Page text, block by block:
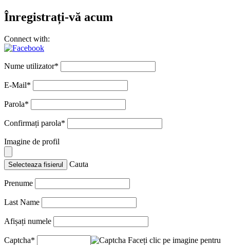
Înregistrați-vă acum
Connect with:
Nume utilizator*
E-Mail*
Parola*
Confirmați parola*
Imagine de profil
Selecteaza fisierul Cauta
Prenume
Last Name
Afișați numele
Captcha*
Faceți clic pe imagine pentru